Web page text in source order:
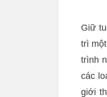
Giữ
trì
trình
các
giới